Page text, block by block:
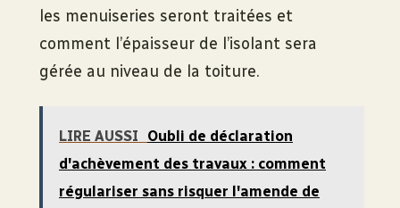
les menuiseries seront traitées et
comment l’épaisseur de l’isolant sera
gérée au niveau de la toiture.
LIRE AUSSI
Oubli de déclaration
d'achèvement des travaux : comment
régulariser sans risquer l'amende de